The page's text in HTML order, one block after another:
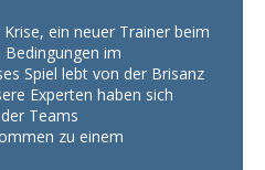
ein neuer Trainer beim
im
Spiel lebt von der Brisanz
Experten haben sich
Teams
zu einem